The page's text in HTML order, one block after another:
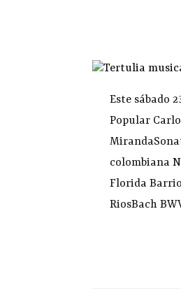
Este sábado
Popular
colombiana
Florida
RiosBach